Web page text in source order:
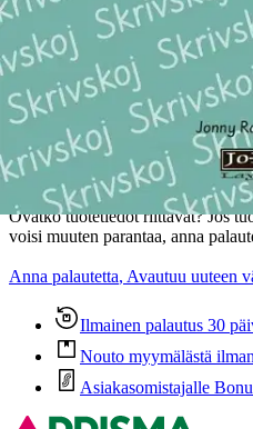
Ominaisuudet
Oletko tyytyväinen
Ovatko tuotetiedot riittävät? Jos
voisi muuten parantaa, anna
Anna palautetta, Avautuu uuteen
Ilmainen palautus 30
Nouto myymälästä
Asiakasomistajalle